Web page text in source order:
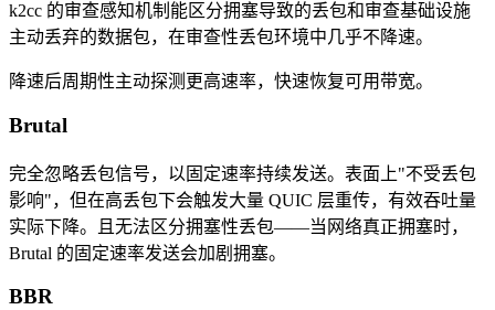
k2cc 的审查感知机制能区分拥塞导致的丢包和审查基础设施
主动丢弃的数据包，在审查性丢包环境中几乎不降速。
降速后周期性主动探测更高速率，快速恢复可用带宽。
Brutal
完全忽略丢包信号，以固定速率持续发送。表面上"不受丢包
影响"，但在高丢包下会触发大量 QUIC 层重传，有效吞吐量
实际下降。且无法区分拥塞性丢包——当网络真正拥塞时，
Brutal 的固定速率发送会加剧拥塞。
BBR